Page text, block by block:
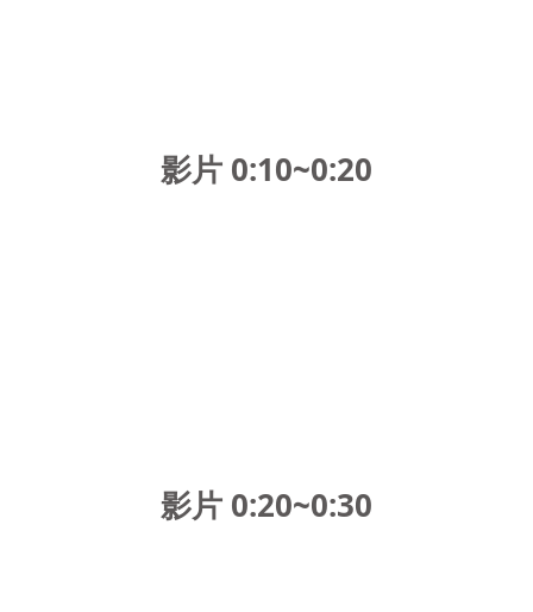
影片 0:10~0:20
影片 0:20~0:30